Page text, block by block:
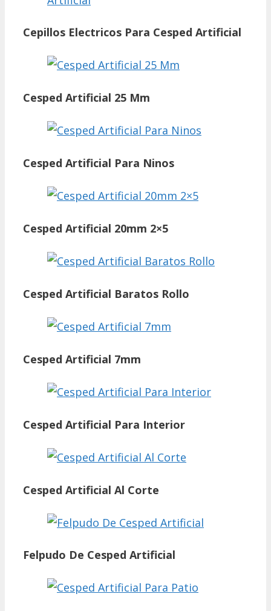
Cepillos Electricos Para Cesped Artificial
Cesped Artificial 25 Mm
Cesped Artificial Para Ninos
Cesped Artificial 20mm 2×5
Cesped Artificial Baratos Rollo
Cesped Artificial 7mm
Cesped Artificial Para Interior
Cesped Artificial Al Corte
Felpudo De Cesped Artificial